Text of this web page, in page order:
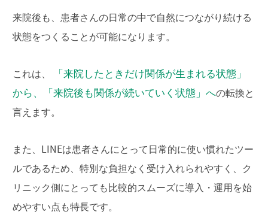
来院後も、患者さんの日常の中で自然につながり続ける
状態をつくることが可能になります。
これは、
「来院したときだけ関係が生まれる状態」
から、「来院後も関係が続いていく状態」への転換と
言えます。
また、LINEは患者さんにとって日常的に使い慣れたツー
ルであるため、特別な負担なく受け入れられやすく、ク
リニック側にとっても比較的スムーズに導入・運用を始
めやすい点も特長です。